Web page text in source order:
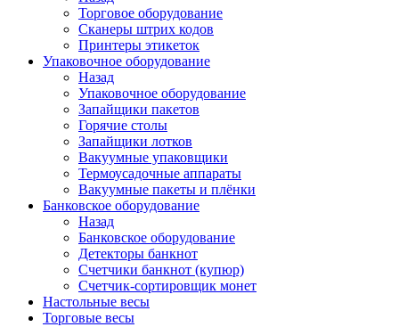
Торговое оборудование
Сканеры штрих кодов
Принтеры этикеток
Упаковочное оборудование
Назад
Упаковочное оборудование
Запайщики пакетов
Горячие столы
Запайщики лотков
Вакуумные упаковщики
Термоусадочные аппараты
Вакуумные пакеты и плёнки
Банковское оборудование
Назад
Банковское оборудование
Детекторы банкнот
Cчетчики банкнот (купюр)
Счетчик-сортировщик монет
Настольные весы
Торговые весы